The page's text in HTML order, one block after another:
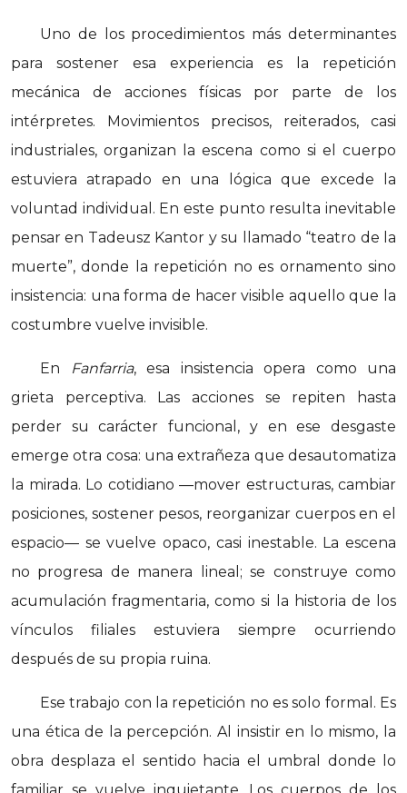
Uno de los procedimientos más determinantes
para sostener esa experiencia es la repetición
mecánica de acciones físicas por parte de los
intérpretes. Movimientos precisos, reiterados, casi
industriales, organizan la escena como si el cuerpo
estuviera atrapado en una lógica que excede la
voluntad individual. En este punto resulta inevitable
pensar en Tadeusz Kantor y su llamado “teatro de la
muerte”, donde la repetición no es ornamento sino
insistencia: una forma de hacer visible aquello que la
costumbre vuelve invisible.
En Fanfarria, esa insistencia opera como una
grieta perceptiva. Las acciones se repiten hasta
perder su carácter funcional, y en ese desgaste
emerge otra cosa: una extrañeza que desautomatiza
la mirada. Lo cotidiano —mover estructuras, cambiar
posiciones, sostener pesos, reorganizar cuerpos en el
espacio— se vuelve opaco, casi inestable. La escena
no progresa de manera lineal; se construye como
acumulación fragmentaria, como si la historia de los
vínculos filiales estuviera siempre ocurriendo
después de su propia ruina.
Ese trabajo con la repetición no es solo formal. Es
una ética de la percepción. Al insistir en lo mismo, la
obra desplaza el sentido hacia el umbral donde lo